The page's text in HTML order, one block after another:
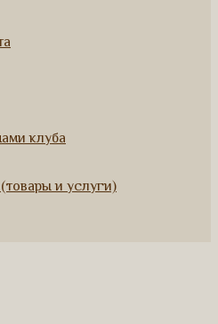
клуба
и услуги)